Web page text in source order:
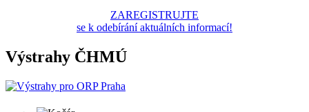
ZAREGISTRUJTE
se k odebírání aktuálních informací!
Výstrahy ČHMÚ